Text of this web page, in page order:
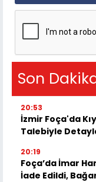
Son
20:53
İzmir Foça'da
Talebiyle
20:19
Foça’da İmar
İade Edildi,